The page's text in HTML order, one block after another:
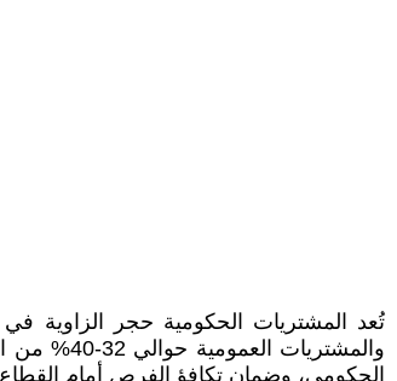
تُعد المشتريات الحكومية حجر الزاوية في
الحكومي، وضمان تكافؤ الفرص أمام